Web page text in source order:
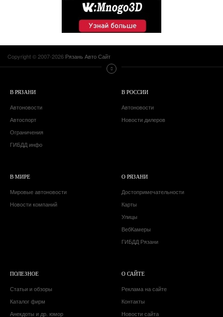
Copyright © 2007-2026 Рязань Авто Сайт
В РЯЗАНИ
Автоновости
Автоспорт
Ограничения
ГИБДД инфо
В РОССИИ
Автоновости
Новости дилеров
В МИРЕ
Мировые автоновости
Новости компаний
О РЯЗАНИ
Достопримечательности
Карты
Улицы
ВебКамеры
ГИБДД Рязани
ПОЛЕЗНОЕ
Статьи и обзоры
Каталог фирм
Анекдоты и др. юмор
О САЙТЕ
Реклама на сайте
Контакты
Новости сайта